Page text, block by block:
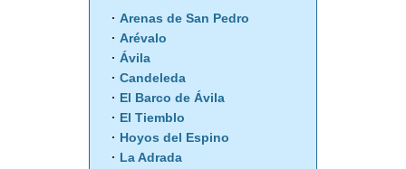
Arenas de San Pedro
Arévalo
Ávila
Candeleda
El Barco de Ávila
El Tiemblo
Hoyos del Espino
La Adrada